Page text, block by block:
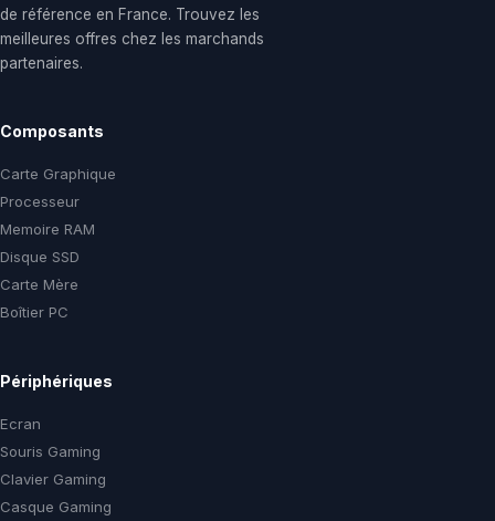
de référence en France. Trouvez les
meilleures offres chez les marchands
partenaires.
Composants
Carte Graphique
Processeur
Memoire RAM
Disque SSD
Carte Mère
Boîtier PC
Périphériques
Ecran
Souris Gaming
Clavier Gaming
Casque Gaming